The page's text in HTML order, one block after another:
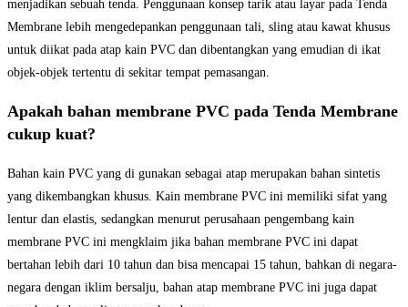
menjadikan sebuah tenda. Penggunaan konsep tarik atau layar pada Tenda
Membrane lebih mengedepankan penggunaan tali, sling atau kawat khusus
untuk diikat pada atap kain PVC dan dibentangkan yang emudian di ikat
objek-objek tertentu di sekitar tempat pemasangan.
Apakah bahan membrane PVC pada Tenda Membrane
cukup kuat?
Bahan kain PVC yang di gunakan sebagai atap merupakan bahan sintetis
yang dikembangkan khusus. Kain membrane PVC ini memiliki sifat yang
lentur dan elastis, sedangkan menurut perusahaan pengembang kain
membrane PVC ini mengklaim jika bahan membrane PVC ini dapat
bertahan lebih dari 10 tahun dan bisa mencapai 15 tahun, bahkan di negara-
negara dengan iklim bersalju, bahan atap membrane PVC ini juga dapat